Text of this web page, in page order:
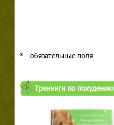
* - обязательные поля
Тренинги по похудению